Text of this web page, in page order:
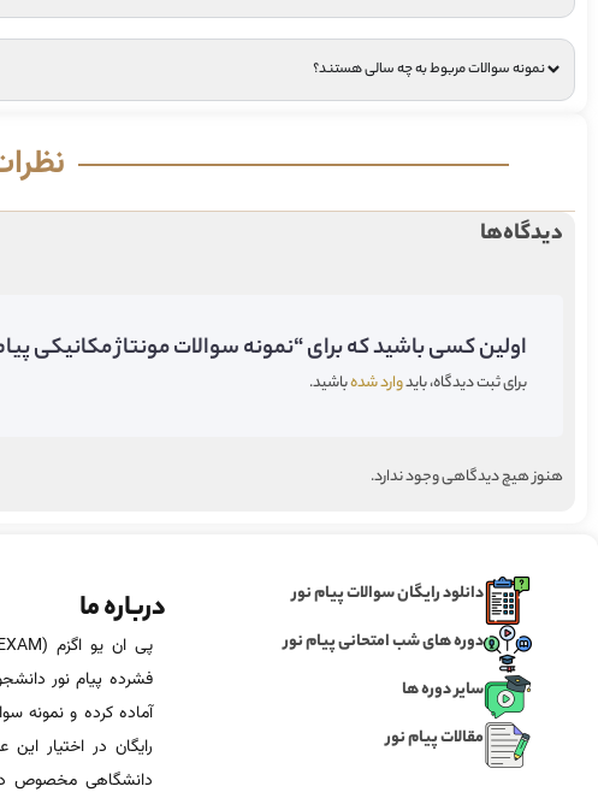
نمونه سوالات مربوط به چه سالی هستند؟
دیدگاه‌ها
اولین کسی باشید که برای “نمونه سوالات مونتاژ مکانیکی
برای ثبت دیدگاه، بایدوارد شدهباشید.
هنوز هیچ دیدگاهی وجود ندارد.
دانلود رایگان سوالات پیام نور
دوره های شب امتحانی پیام نور
سایر دوره ها
مقالات پیام نور
درباره ما
فشرده پیام نور
آماده‌ کرده و نمونه
رایگان در اختیار
دانشگاهی مخصوص